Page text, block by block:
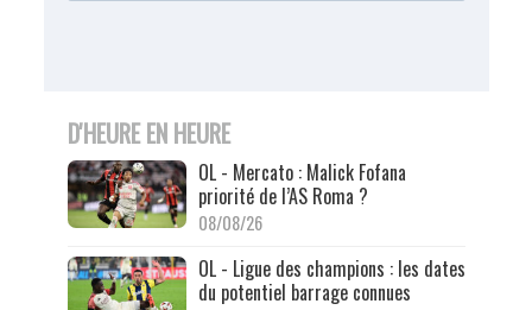
D'HEURE EN HEURE
OL - Mercato : Malick Fofana
priorité de l’AS Roma ?
08/08/26
OL - Ligue des champions : les dates
du potentiel barrage connues